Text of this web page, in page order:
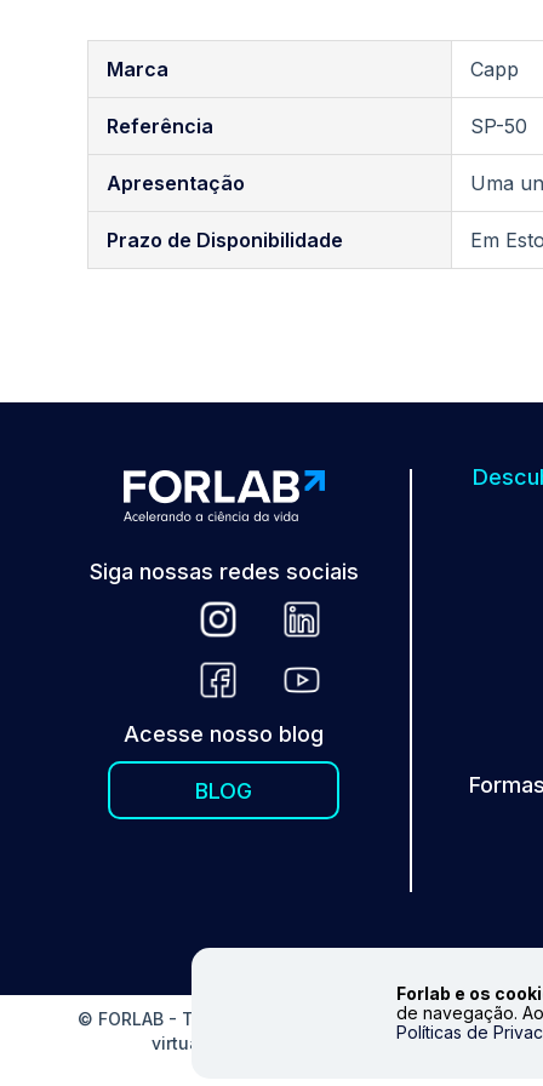
Forlab e os
de navegação.
Políticas de
imagens
informações
Marca Capp
Referência SP-50
Apresentação Uma
Prazo de Disponibilidade Em
Siga nossas redes sociais
Acesse nosso blog
BLOG
© FORLAB - Todos os direitos reservados. Proibida
virtual. Fale conosco|